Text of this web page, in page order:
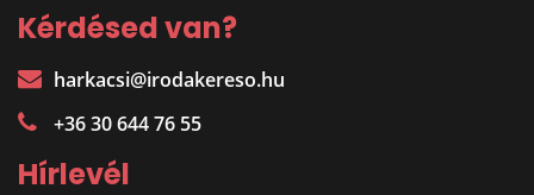
Kérdésed van?
harkacsi@irodakereso.hu
+36 30 644 76 55
Hírlevél